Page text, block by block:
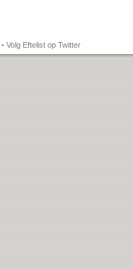
• Volg Eftelist op Twitter